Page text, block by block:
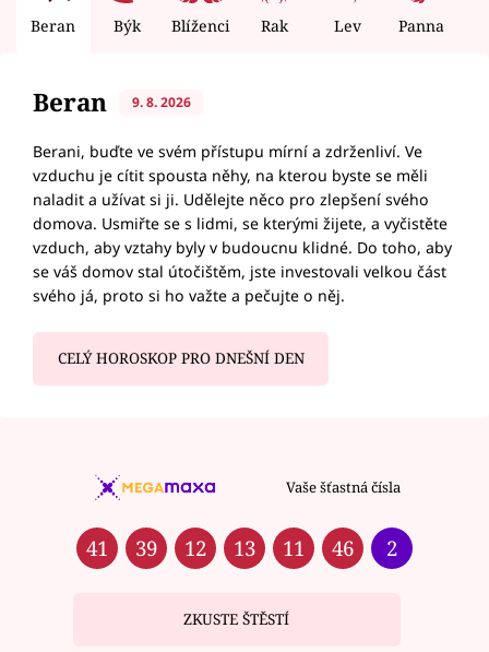
Beran Býk Blíženci Rak Lev Panna
Beran 9. 8. 2026
Berani, buďte ve svém přístupu mírní a zdrženliví. Ve
vzduchu je cítit spousta něhy, na kterou byste se měli
naladit a užívat si ji. Udělejte něco pro zlepšení svého
domova. Usmiřte se s lidmi, se kterými žijete, a vyčistěte
vzduch, aby vztahy byly v budoucnu klidné. Do toho, aby
se váš domov stal útočištěm, jste investovali velkou část
svého já, proto si ho važte a pečujte o něj.
CELÝ HOROSKOP PRO DNEŠNÍ DEN
Vaše šťastná čísla
41 39 12 13 11 46 2
ZKUSTE ŠTĚSTÍ